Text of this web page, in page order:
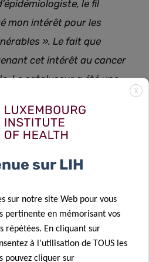
le fil
mon intérêt pour les
». Le fait que
cet intérêt au cancer
Le catalyseur a été une
; mon père est décédé
lorsque j’avais
Quand j’ai commencé à
que les personnes
beaucoup d’entre nous
être confrontés au
tous la meilleure prise
X
sur LIH
sur notre site Web pour vous
pertinente en mémorisant vos
répétées. En cliquant sur
à l'utilisation de TOUS les
pouvez cliquer sur